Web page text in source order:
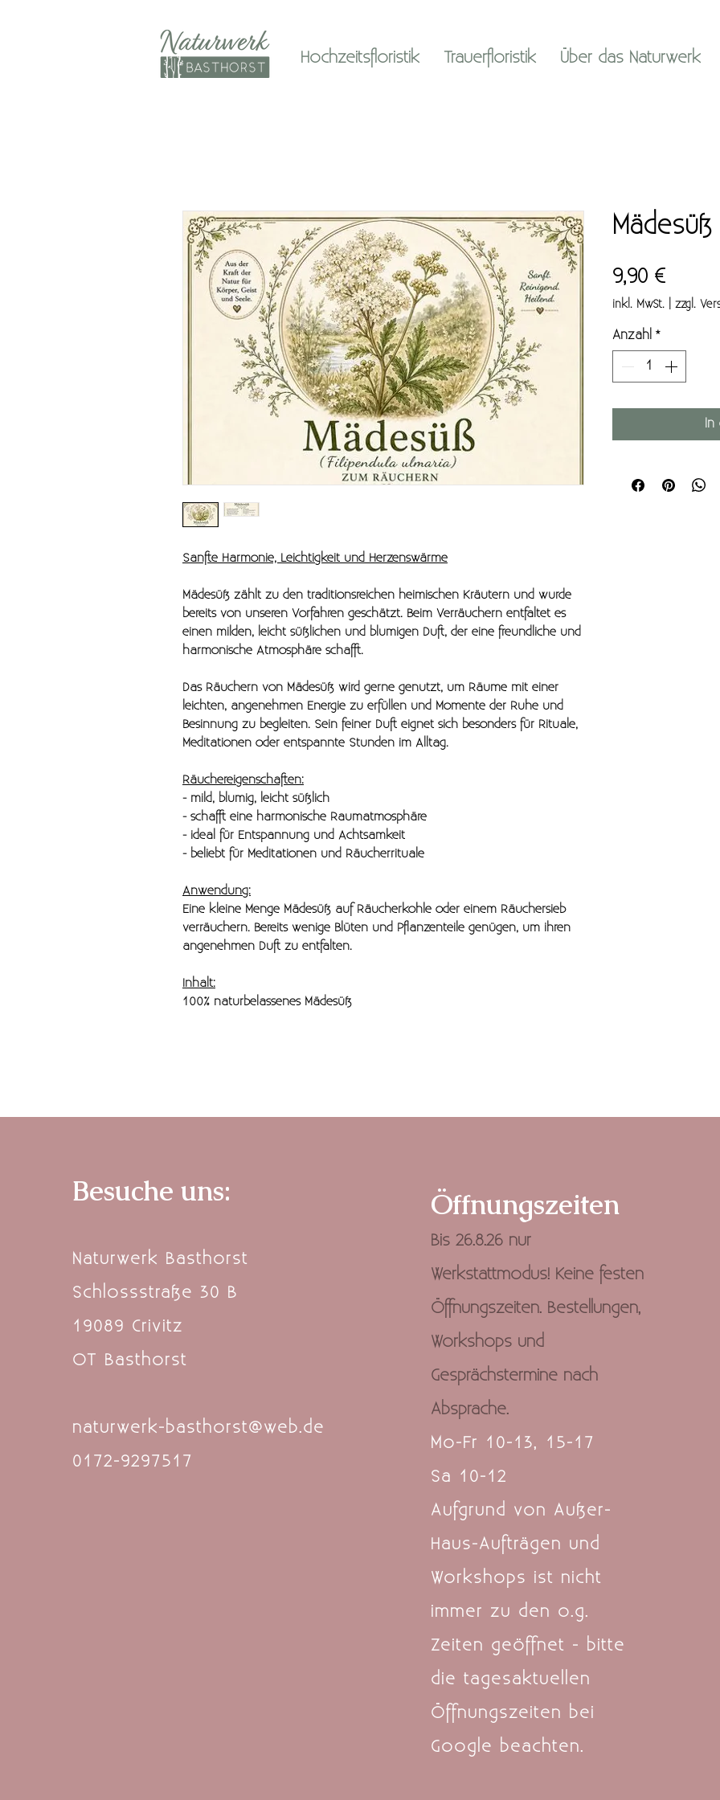
Hochzeitsfloristik Trauerfloristik Über das Naturwerk
Sanfte Harmonie, Leichtigkeit und Herzenswärme
Mädesüß zählt zu den traditionsreichen heimischen Kräutern und wurde
bereits von unseren Vorfahren geschätzt. Beim Verräuchern entfaltet es
einen milden, leicht süßlichen und blumigen Duft, der eine freundliche und
harmonische Atmosphäre schafft.
Das Räuchern von Mädesüß wird gerne genutzt, um Räume mit einer
leichten, angenehmen Energie zu erfüllen und Momente der Ruhe und
Besinnung zu begleiten. Sein feiner Duft eignet sich besonders für Rituale,
Meditationen oder entspannte Stunden im Alltag.
Räuchereigenschaften:
- mild, blumig, leicht süßlich
- schafft eine harmonische Raumatmosphäre
- ideal für Entspannung und Achtsamkeit
- beliebt für Meditationen und Räucherrituale
Anwendung:
Eine kleine Menge Mädesüß auf Räucherkohle oder einem Räuchersieb
verräuchern. Bereits wenige Blüten und Pflanzenteile genügen, um ihren
angenehmen Duft zu entfalten.
Inhalt:
100% naturbelassenes Mädesüß
9,90 €Preis
inkl. MwSt. zzgl.
Anzahl *
Besuche uns:
Naturwerk Basthorst
Schlossstraße 30 B
19089 Crivitz
OT Basthorst
naturwerk-basthorst@web.de
0172-9297517
Öffnungszeiten
​Bis 26.8.26 nur
Werkstattmodus! Keine festen
Öffnungszeiten. Bestellungen,
Workshops und
Gesprächstermine nach
Absprache.
Mo-Fr 10-13, 15-17
Sa 10-12
Aufgrund von Außer-
Haus-Aufträgen und
Workshops ist nicht
immer zu den o.g.
Zeiten geöffnet - bitte
die tagesaktuellen
Öffnungszeiten bei
Google beachten.